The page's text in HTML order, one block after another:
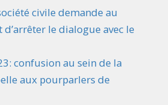
civile demande au
le dialogue avec le
confusion au sein de la
aux pourparlers de